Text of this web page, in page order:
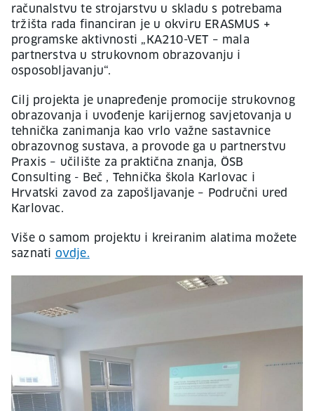
računalstvu te strojarstvu u skladu s potrebama
tržišta rada financiran je u okviru ERASMUS +
programske aktivnosti „KA210-VET – mala
partnerstva u strukovnom obrazovanju i
osposobljavanju“.
Cilj projekta je unapređenje promocije strukovnog
obrazovanja i uvođenje karijernog savjetovanja u
tehnička zanimanja kao vrlo važne sastavnice
obrazovnog sustava, a provode ga u partnerstvu
Praxis – učilište za praktična znanja, ÖSB
Consulting - Beč , Tehnička škola Karlovac i
Hrvatski zavod za zapošljavanje – Područni ured
Karlovac.
Više o samom projektu i kreiranim alatima možete
saznati ovdje.